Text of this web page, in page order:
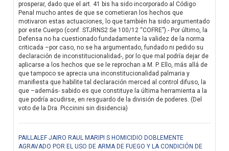
prosperar, dado que el art. 41 bis ha sido incorporado al Código
Penal mucho antes de que se cometieran los hechos que
motivaron estas actuaciones, lo que también ha sido argumentado
por este Cuerpo (conf. STJRNS2 Se 100/12 “COFRE”).- Por último, la
Defensa no ha cuestionado fundadamente la validez de la norma
criticada –por caso, no se ha argumentado, fundado ni pedido su
declaración de inconstitucionalidad-, por lo que mal podría dejar de
aplicarse a los hechos que se le reprochan a M. P. Ello, más allá de
que tampoco se aprecia una inconstitucionalidad palmaria y
manifiesta que habilite tal declaración merced al control difuso, la
que –además- sabido es que constituye la última herramienta a la
que podría acudirse, en resguardo de la división de poderes. (Del
voto de la Dra. Piccinini sin disidencia)
PAILLALEF JAIRO RAUL MARIPI S HOMICIDIO DOBLEMENTE
AGRAVADO POR EL USO DE ARMA DE FUEGO Y LA CONDICIÓN DE